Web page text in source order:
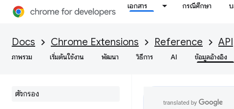
เอกสาร กรณีศึกษา
Docs Chrome Extensions Reference API
ภาพรวม เริ่มต้นใช้งาน พัฒนา วิธีการ AI ข้อมูลอ้างอิง